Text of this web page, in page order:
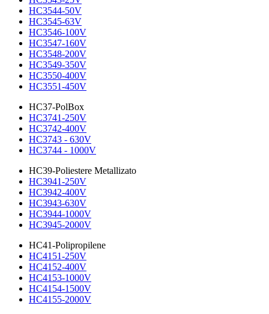
HC3544-50V
HC3545-63V
HC3546-100V
HC3547-160V
HC3548-200V
HC3549-350V
HC3550-400V
HC3551-450V
HC37-PolBox
HC3741-250V
HC3742-400V
HC3743 - 630V
HC3744 - 1000V
HC39-Poliestere Metallizato
HC3941-250V
HC3942-400V
HC3943-630V
HC3944-1000V
HC3945-2000V
HC41-Polipropilene
HC4151-250V
HC4152-400V
HC4153-1000V
HC4154-1500V
HC4155-2000V